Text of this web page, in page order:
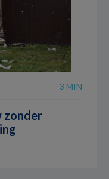
3 MIN
zonder